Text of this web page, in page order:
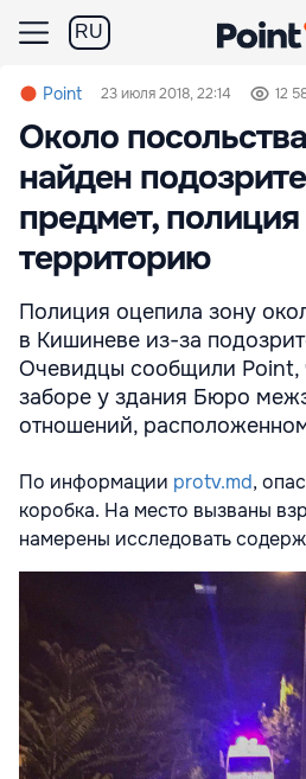
RU
Point 23 июля 2018, 22:14 12
Около
найден
предмет,
территорию
Полиция оцепила зону
в Кишиневе из-за
Очевидцы сообщили Point,
заборе у здания Бюро
отношений,
По информации protv.md,
коробка. На место вызваны
намерены исследовать